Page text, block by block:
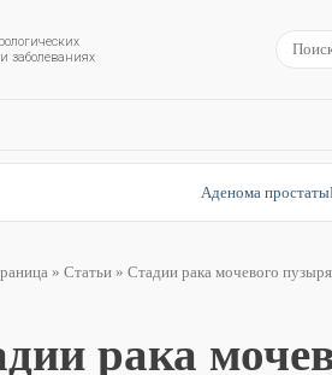
Портал об урологических